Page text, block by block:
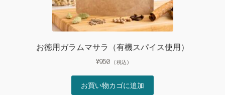
お徳用ガラムマサラ（有機スパイス使用）
¥950 (税込)
お買い物カゴに追加